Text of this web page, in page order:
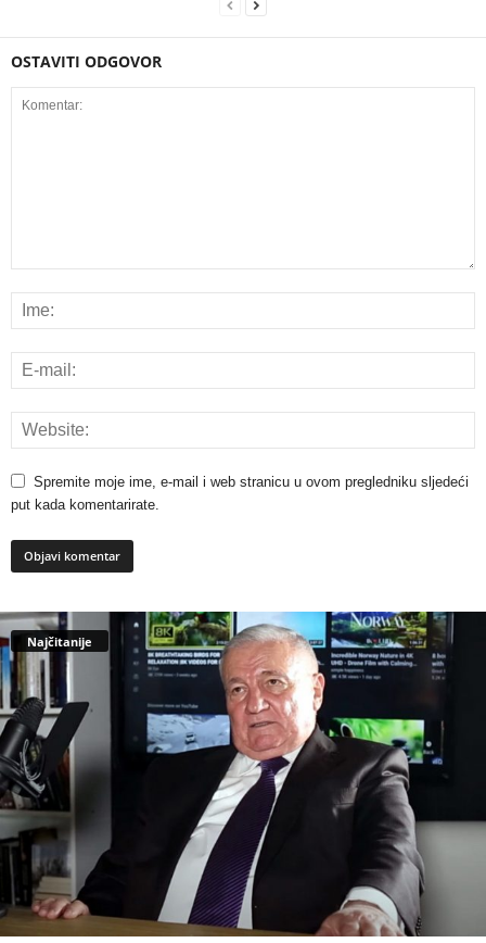
OSTAVITI ODGOVOR
Spremite moje ime, e-mail i web stranicu u ovom pregledniku sljedeći
put kada komentarirate.
Najčitanije